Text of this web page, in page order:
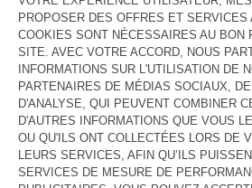
août
AJOUTER AU
VOIR LA DISPONIBILITE EN
DESCRIPTION
TAILLE ET COUPE
COMPOSITION